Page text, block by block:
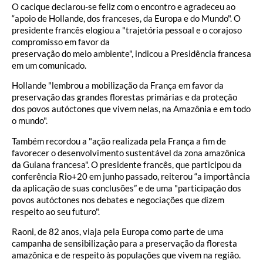
O cacique declarou-se feliz com o encontro e agradeceu ao
“apoio de Hollande, dos franceses, da Europa e do Mundo". O
presidente francês elogiou a "trajetória pessoal e o corajoso
compromisso em favor da
preservação do meio ambiente", indicou a Presidência francesa
em um comunicado.
Hollande "lembrou a mobilização da França em favor da
preservação das grandes florestas primárias e da proteção
dos povos autóctones que vivem nelas, na Amazônia e em todo
o mundo".
Também recordou a "ação realizada pela França a fim de
favorecer o desenvolvimento sustentável da zona amazônica
da Guiana francesa". O presidente francês, que participou da
conferência Rio+20 em junho passado, reiterou “a importância
da aplicação de suas conclusões” e de uma "participação dos
povos autóctones nos debates e negociações que dizem
respeito ao seu futuro".
Raoni, de 82 anos, viaja pela Europa como parte de uma
campanha de sensibilização para a preservação da floresta
amazônica e de respeito às populações que vivem na região.